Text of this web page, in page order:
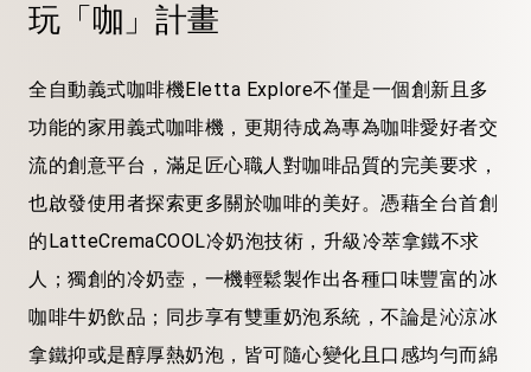
玩「咖」計畫
全自動義式咖啡機Eletta Explore不僅是一個創新且多
功能的家用義式咖啡機，更期待成為專為咖啡愛好者交
流的創意平台，滿足匠心職人對咖啡品質的完美要求，
也啟發使用者探索更多關於咖啡的美好。憑藉全台首創
的LatteCremaCOOL冷奶泡技術，升級冷萃拿鐵不求
人；獨創的冷奶壺，一機輕鬆製作出各種口味豐富的冰
咖啡牛奶飲品；同步享有雙重奶泡系統，不論是沁涼冰
拿鐵抑或是醇厚熱奶泡，皆可隨心變化且口感均勻而綿